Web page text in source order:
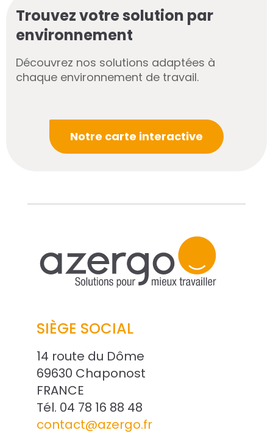
Trouvez votre solution par
environnement
Découvrez nos solutions adaptées à
chaque environnement de travail.
Notre carte interactive
SIÈGE SOCIAL
14 route du Dôme
69630 Chaponost
FRANCE
Tél. 04 78 16 88 48
contact@azergo.fr